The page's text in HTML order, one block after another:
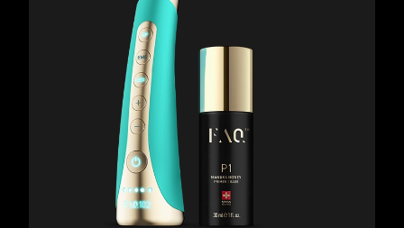
Oczekiwany czas dostawy
Oczekiwany czas dostawy
Oczekiwany czas dostawy